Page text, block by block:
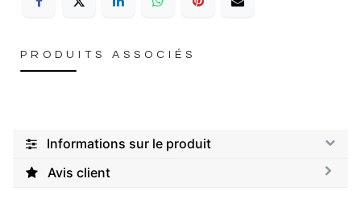
PRODUITS ASSOCIÉS
Informations sur le produit
Avis client